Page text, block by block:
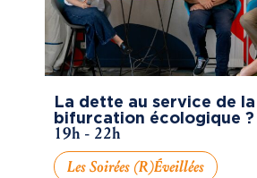
La dette au service de la
bifurcation écologique ?
19h - 22h
Les Soirées (R)éveillées